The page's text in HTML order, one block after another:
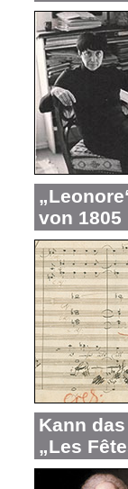
von 1805
Kann
„Les